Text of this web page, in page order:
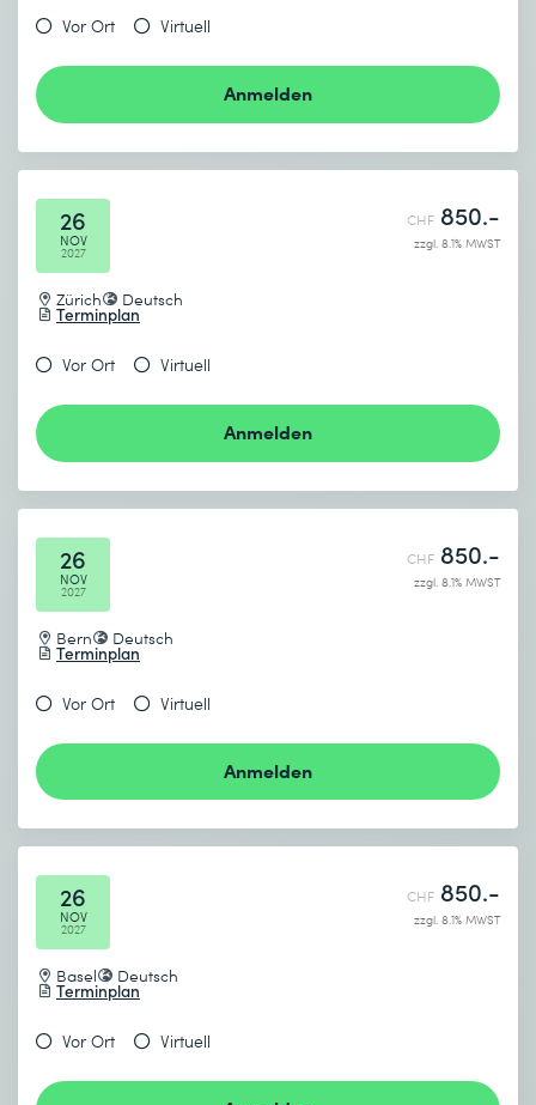
Vor Ort Virtuell
Anmelden
26
NOV
2027
Zürich Deutsch
Terminplan
CHF 850.-
zzgl. 8.1% MWST
Vor Ort Virtuell
Anmelden
26
NOV
2027
Bern Deutsch
Terminplan
CHF 850.-
zzgl. 8.1% MWST
Vor Ort Virtuell
Anmelden
26
NOV
2027
Basel Deutsch
Terminplan
CHF 850.-
zzgl. 8.1% MWST
Vor Ort Virtuell